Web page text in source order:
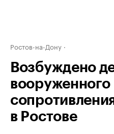
Ростов-на-Дону
Возбуждено
вооруженного
в Ростове